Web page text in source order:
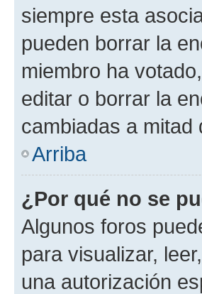
siempre esta
pueden borrar la
miembro ha
editar o borrar la
cambiadas a mitad
Arriba
¿Por qué no se
Algunos foros
para visualizar,
una autorización